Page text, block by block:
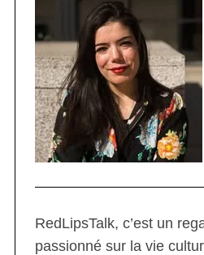
RedLipsTalk, c’est un
passionné sur la vie